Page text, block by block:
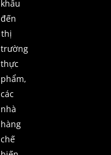
khẩu
đến
thị
trường
thực
phẩm,
các
nhà
hàng
chế